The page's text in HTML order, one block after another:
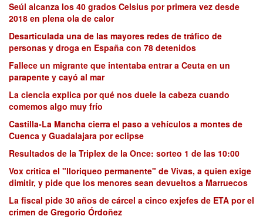
Seúl alcanza los 40 grados Celsius por primera vez desde
2018 en plena ola de calor
Desarticulada una de las mayores redes de tráfico de
personas y droga en España con 78 detenidos
Fallece un migrante que intentaba entrar a Ceuta en un
parapente y cayó al mar
La ciencia explica por qué nos duele la cabeza cuando
comemos algo muy frío
Castilla-La Mancha cierra el paso a vehículos a montes de
Cuenca y Guadalajara por eclipse
Resultados de la Triplex de la Once: sorteo 1 de las 10:00
Vox critica el "lloriqueo permanente" de Vivas, a quien exige
dimitir, y pide que los menores sean devueltos a Marruecos
La fiscal pide 30 años de cárcel a cinco exjefes de ETA por el
crimen de Gregorio Órdoñez